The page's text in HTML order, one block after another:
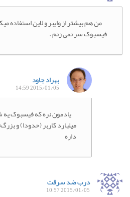
من هم بیشتر از وایبر و لاین استفاده
فیسبوک سر نمی زنم .
بهراد جاود
2015/01/05 14:59
میلیارد کاربر (حدودا) و
داره
درب ضد سرقت
2015/01/05 10:57